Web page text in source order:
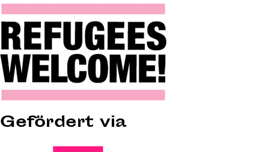
Gefördert via